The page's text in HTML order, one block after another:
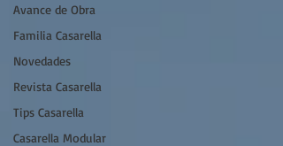
Avance de Obra
Familia Casarella
Novedades
Revista Casarella
Tips Casarella
Casarella Modular